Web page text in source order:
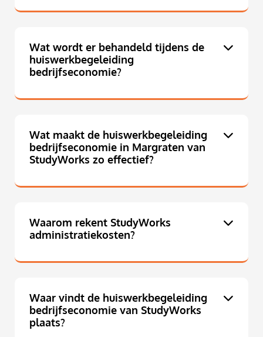
Wat wordt er behandeld tijdens de
huiswerkbegeleiding
bedrijfseconomie?
Wat maakt de huiswerkbegeleiding
bedrijfseconomie in Margraten van
StudyWorks zo effectief?
Waarom rekent StudyWorks
administratiekosten?
Waar vindt de huiswerkbegeleiding
bedrijfseconomie van StudyWorks
plaats?